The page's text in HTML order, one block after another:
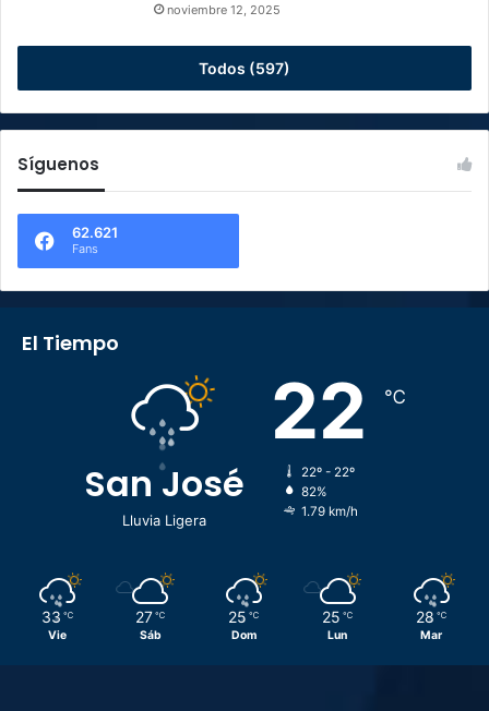
noviembre 12, 2025
Todos (597)
Síguenos
62.621
Fans
El Tiempo
San José
Lluvia Ligera
22 ℃
22º - 22º
82%
1.79 km/h
33 ℃
Vie
27 ℃
Sáb
25 ℃
Dom
25 ℃
Lun
28 ℃
Mar